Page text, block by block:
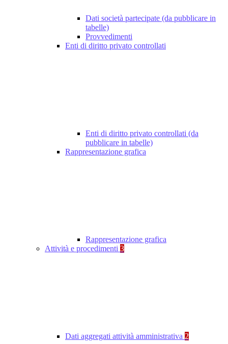
Dati società partecipate (da pubblicare in
tabelle)
Provvedimenti
Enti di diritto privato controllati
Enti di diritto privato controllati (da
pubblicare in tabelle)
Rappresentazione grafica
Rappresentazione grafica
Attività e procedimenti 3
Dati aggregati attività amministrativa 2